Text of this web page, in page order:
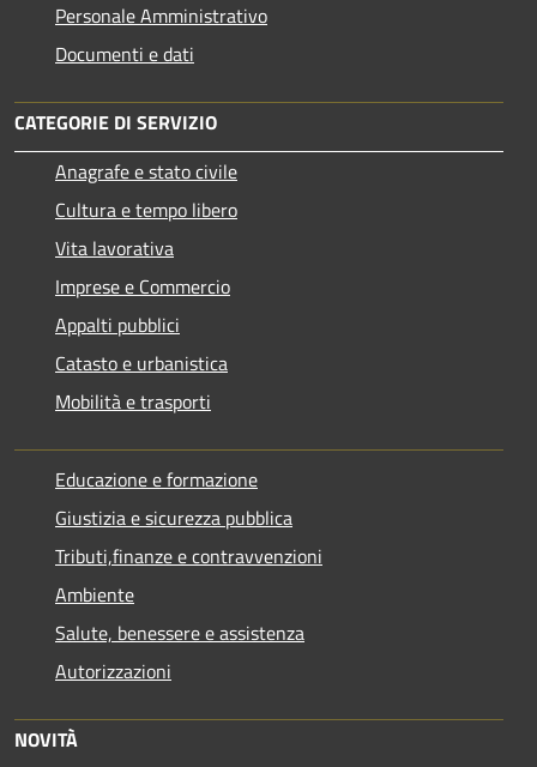
Personale Amministrativo
Documenti e dati
CATEGORIE DI SERVIZIO
Anagrafe e stato civile
Cultura e tempo libero
Vita lavorativa
Imprese e Commercio
Appalti pubblici
Catasto e urbanistica
Mobilità e trasporti
Educazione e formazione
Giustizia e sicurezza pubblica
Tributi,finanze e contravvenzioni
Ambiente
Salute, benessere e assistenza
Autorizzazioni
NOVITÀ